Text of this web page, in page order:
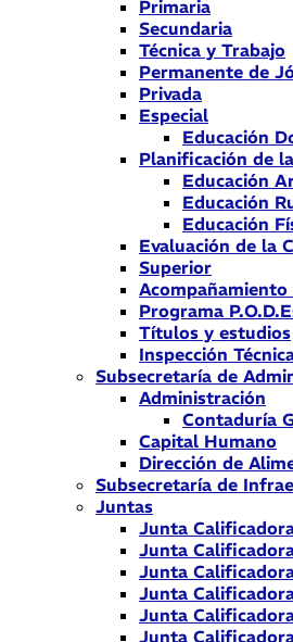
Primaria
Secundaria
Técnica y Trabajo
Permanente de
Privada
Especial
Educación
Planificación de
Educación
Educación
Educación
Evaluación de la
Superior
Acompañamiento
Programa
Títulos y estudios
Inspección
Subsecretaría de
Administración
Contaduría
Capital Humano
Dirección de
Subsecretaría de
Juntas
Junta
Junta
Junta
Junta
Junta
Junta